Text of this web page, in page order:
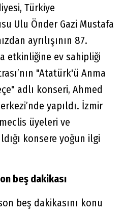
Türkiye
Ulu Önder Gazi Mustafa
ayrılışının 87.
etkinliğine ev sahipliği
"Atatürk'ü Anma
adlı konseri, Ahmed
yapıldı. İzmir
üyeleri ve
konsere yoğun ilgi
beş dakikası
beş dakikasını konu